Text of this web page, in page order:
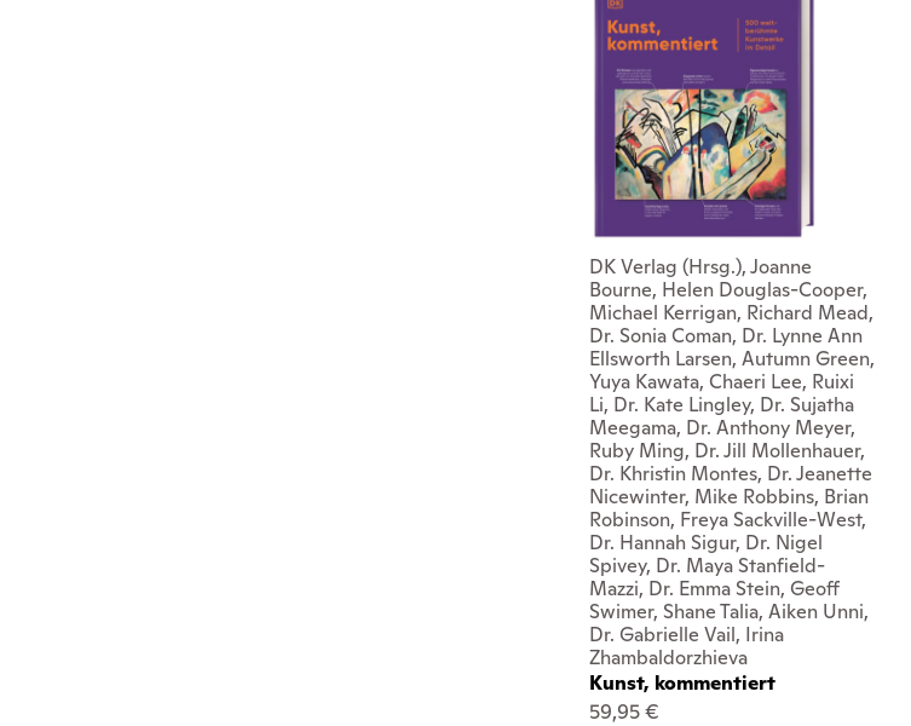
DK Verlag (Hrsg.), Joanne
Bourne, Helen Douglas-Cooper,
Michael Kerrigan, Richard Mead,
Dr. Sonia Coman, Dr. Lynne Ann
Ellsworth Larsen, Autumn Green,
Yuya Kawata, Chaeri Lee, Ruixi
Li, Dr. Kate Lingley, Dr. Sujatha
Meegama, Dr. Anthony Meyer,
Ruby Ming, Dr. Jill Mollenhauer,
Dr. Khristin Montes, Dr. Jeanette
Nicewinter, Mike Robbins, Brian
Robinson, Freya Sackville-West,
Dr. Hannah Sigur, Dr. Nigel
Spivey, Dr. Maya Stanfield-
Mazzi, Dr. Emma Stein, Geoff
Swimer, Shane Talia, Aiken Unni,
Dr. Gabrielle Vail, Irina
Zhambaldorzhieva
Kunst, kommentiert
59,95 €